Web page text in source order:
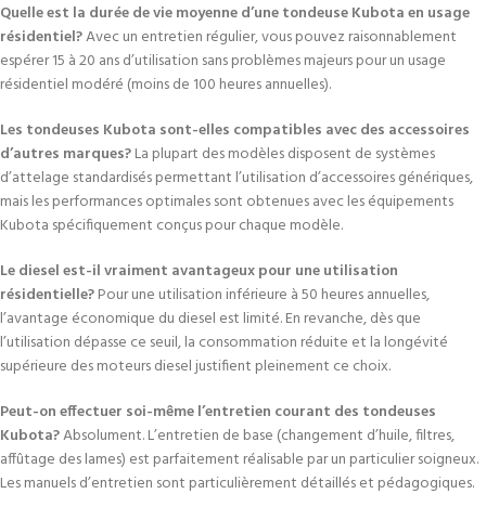
Quelle est la durée de vie moyenne d’une tondeuse Kubota en usage
résidentiel?Avec un entretien régulier, vous pouvez raisonnablement
espérer 15 à 20 ans d’utilisation sans problèmes majeurs pour un usage
résidentiel modéré (moins de 100 heures annuelles).
Les tondeuses Kubota sont-elles compatibles avec des accessoires
d’autres marques?La plupart des modèles disposent de systèmes
d’attelage standardisés permettant l’utilisation d’accessoires génériques,
mais les performances optimales sont obtenues avec les équipements
Kubota spécifiquement conçus pour chaque modèle.
Le diesel est-il vraiment avantageux pour une utilisation
résidentielle?Pour une utilisation inférieure à 50 heures annuelles,
l’avantage économique du diesel est limité. En revanche, dès que
l’utilisation dépasse ce seuil, la consommation réduite et la longévité
supérieure des moteurs diesel justifient pleinement ce choix.
Peut-on effectuer soi-même l’entretien courant des tondeuses
Kubota?Absolument. L’entretien de base (changement d’huile, filtres,
affûtage des lames) est parfaitement réalisable par un particulier soigneux.
Les manuels d’entretien sont particulièrement détaillés et pédagogiques.